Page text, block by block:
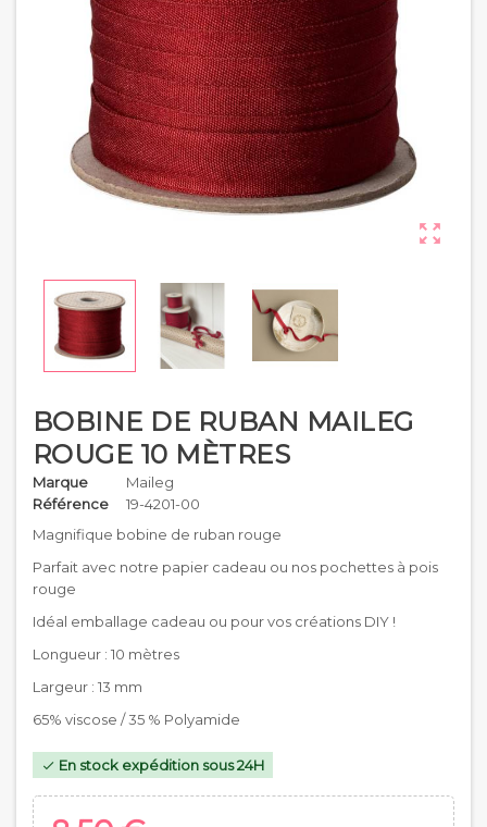

BOBINE DE RUBAN MAILEG
ROUGE 10 MÈTRES
Marque
Maileg
Référence
19-4201-00
Magnifique bobine de ruban rouge
Parfait avec notre papier cadeau ou nos pochettes à pois
rouge
Idéal emballage cadeau ou pour vos créations DIY !
Longueur : 10 mètres
Largeur : 13 mm
65% viscose / 35 % Polyamide
 En stock expédition sous 24H